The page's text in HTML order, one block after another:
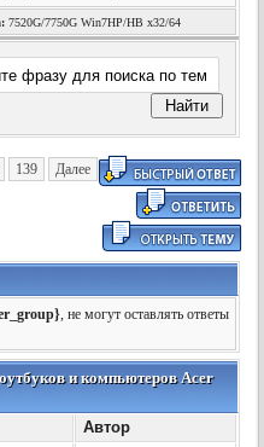
7520G/7750G Win7HP/HB x32/64
139 Далее
, не могут оставлять ответы
и компьютеров Acer
Автор